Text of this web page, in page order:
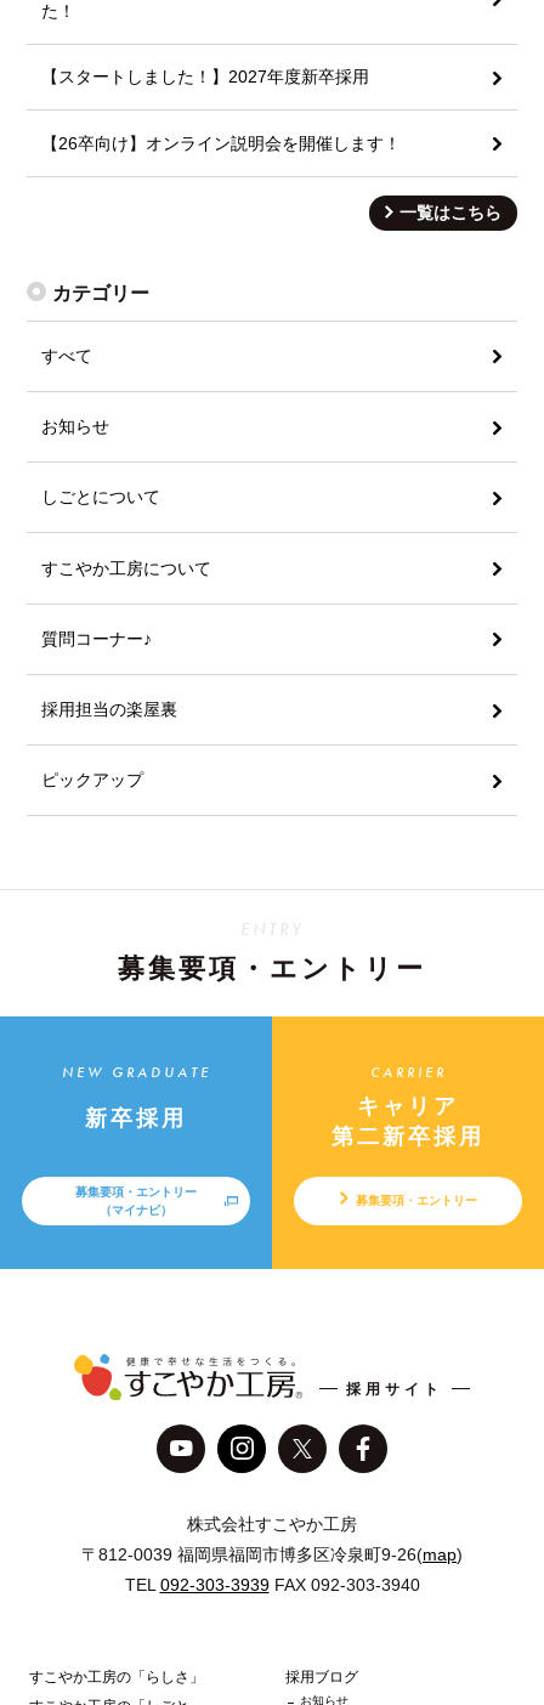
た！
【スタートしました！】2027年度新卒採用
【26卒向け】オンライン説明会を開催します！
一覧はこちら
カテゴリー
すべて
お知らせ
しごとについて
すこやか工房について
質問コーナー♪
採用担当の楽屋裏
ピックアップ
ENTRY
募集要項・エントリー
NEW GRADUATE
新卒採用
募集要項・エントリー
（マイナビ）
CARRIER
キャリア
第二新卒採用
募集要項・エントリー
採用サイト
株式会社すこやか工房
〒812-0039 福岡県福岡市博多区冷泉町9-26(map)
TEL 092-303-3939FAX 092-303-3940
すこやか工房の「らしさ」
採用ブログ
お知らせ